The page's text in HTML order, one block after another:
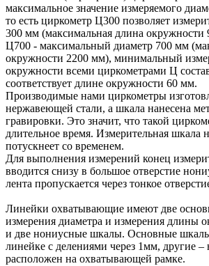
максимальное значение измеряемого
то есть циркометр Ц300 позволяет
300 мм (максимальная длина окружности
Ц700 - максимальный диаметр 700 мм
окружности 2200 мм), минимальный
окружности всеми циркометрами Ц
соответствует длине окружности 60 мм.
Производимые нами циркометры
нержавеющей стали, а шкала нанесена
гравировки. Это значит, что такой
длительное время. Измерительная шкала
потускнеет со временем.
Для выполнения измерений конец
вводится снизу в большое отверстие
лента пропускается через тонкое
Линейки охватывающие имеют две
измерения диаметра и измерения длины
и две нониусные шкалы. Основные
линейке с делениями через 1мм, другие
расположен на охватывающей рамке.